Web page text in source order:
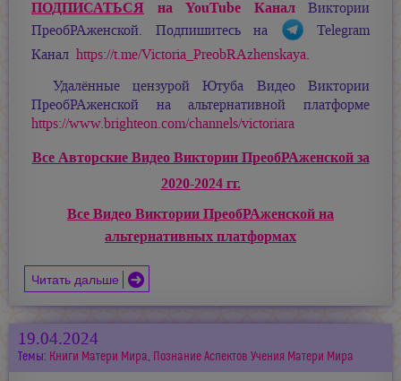
ПОДПИСАТЬСЯ на YouTube КаналВиктории
ПреобРАженской. Подпишитесь на
Telegram
Канал https://t.me/Victoria_PreobRAzhenskaya.
Удалённые цензурой Ютуба Видео Виктории
ПреобРАженской на альтернативной платформе
https://www.brighteon.com/channels/victoriara
Все Авторские Видео Виктории ПреобРАженской за
2020-2024 гг.
Все Видео Виктории ПреобРАженской на
альтернативных платформах
Читать дальше
19.04.2024
Темы: Книги Матери Мира, Познание Аспектов Учения Матери Мира